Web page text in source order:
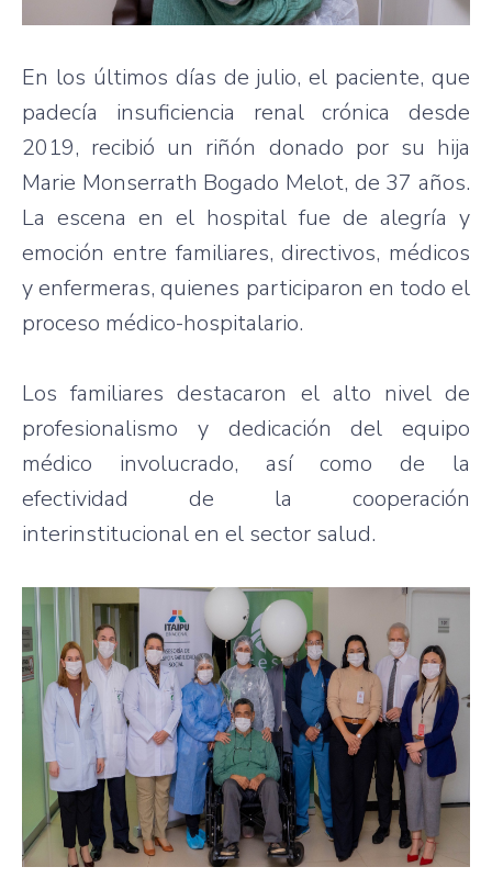
En los últimos días de julio, el paciente, que
padecía insuficiencia renal crónica desde
2019, recibió un riñón donado por su hija
Marie Monserrath Bogado Melot, de 37 años.
La escena en el hospital fue de alegría y
emoción entre familiares, directivos, médicos
y enfermeras, quienes participaron en todo el
proceso médico-hospitalario.
Los familiares destacaron el alto nivel de
profesionalismo y dedicación del equipo
médico involucrado, así como de la
efectividad de la cooperación
interinstitucional en el sector salud.